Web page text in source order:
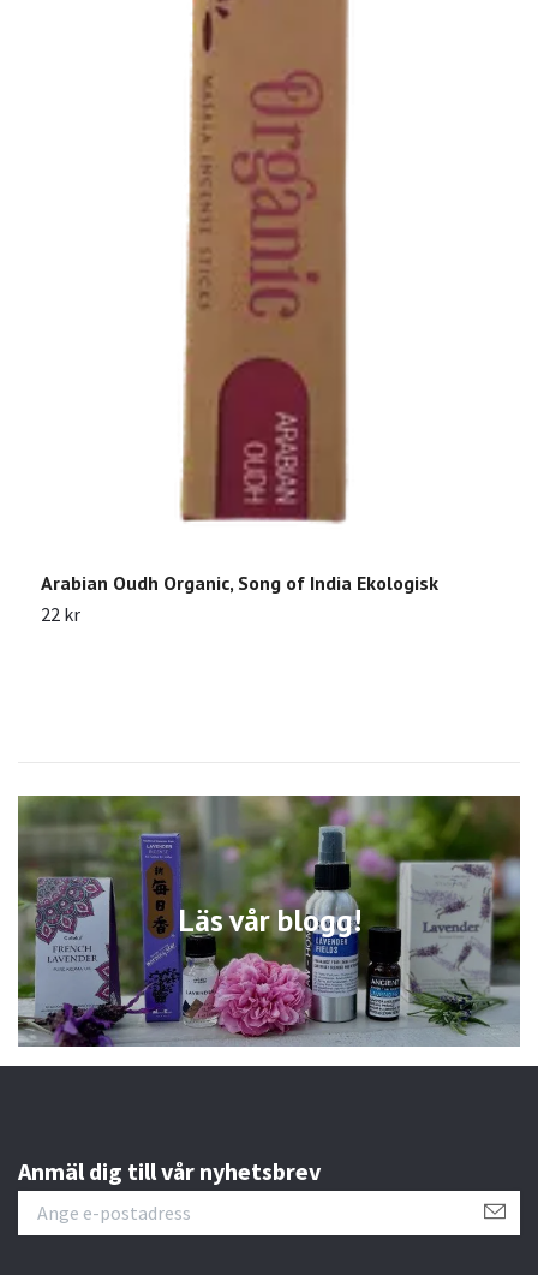
Läs vår blogg!
Arabian Oudh Organic, Song of India Ekologisk
22 kr
Anmäl dig till vår nyhetsbrev